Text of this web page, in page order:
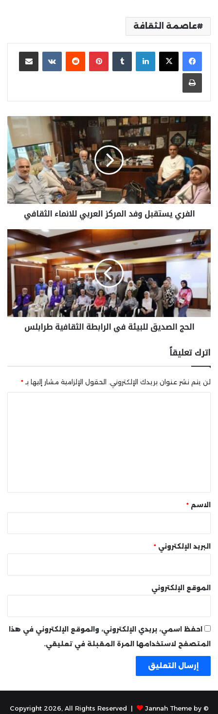
عاصمة الثقافة
لينكدإن بينتيريست مشاركة عبر البريد
طباعة
الفري يستقبل وفد المركز العربي للانماء الثقافي
الحج الصديق للبيئة في الرابطة الثقافية طرابلس
اترك تعليقاً
لن يتم نشر عنوان بريدك الإلكتروني. الحقول الإلزامية مشار إليها بـ*
* الاسم *
البريد الإلكتروني *
الموقع الإلكتروني
احفظ اسمي، بريدي الإلكتروني، والموقع الإلكتروني في هذا
المتصفح لاستخدامها المرة المقبلة في تعليقي.
© Copyright 2026, All Rights Reserved |
Jannah Theme by